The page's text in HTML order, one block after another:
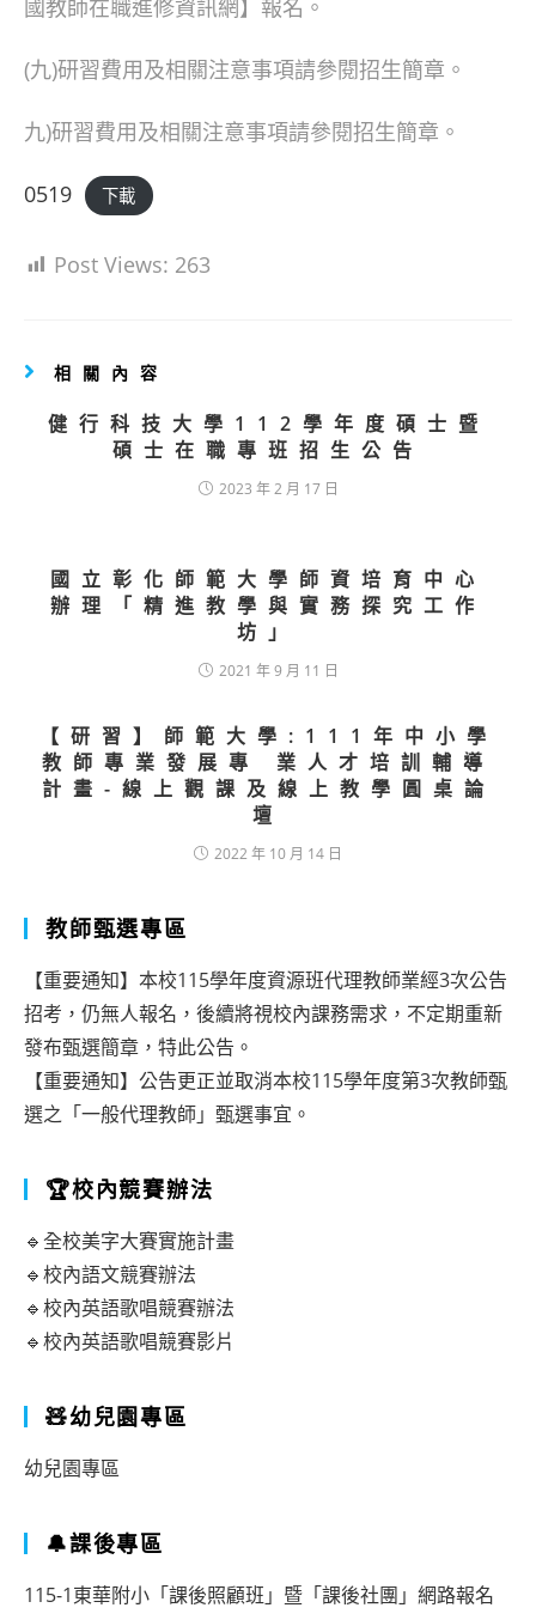
國教師在職進修資訊網】報名。
(九)研習費用及相關注意事項請參閱招生簡章。
九)研習費用及相關注意事項請參閱招生簡章。
0519 下載
Post Views: 263
相關內容
健行科技大學112學年度碩士暨
碩士在職專班招生公告
2023 年 2 月 17 日
國立彰化師範大學師資培育中心
辦理「精進教學與實務探究工作
坊」
2021 年 9 月 11 日
【研習】師範大學:111年中小學
教師專業發展專 業人才培訓輔導
計畫-線上觀課及線上教學圓桌論
壇
2022 年 10 月 14 日
教師甄選專區
【重要通知】本校115學年度資源班代理教師業經3次公告
招考，仍無人報名，後續將視校內課務需求，不定期重新
發布甄選簡章，特此公告。
【重要通知】公告更正並取消本校115學年度第3次教師甄
選之「一般代理教師」甄選事宜。
🏆校內競賽辦法
🔹全校美字大賽實施計畫
🔹校內語文競賽辦法
🔹校內英語歌唱競賽辦法
🔹校內英語歌唱競賽影片
🧸幼兒園專區
幼兒園專區
🔔課後專區
115-1東華附小「課後照顧班」暨「課後社團」網路報名